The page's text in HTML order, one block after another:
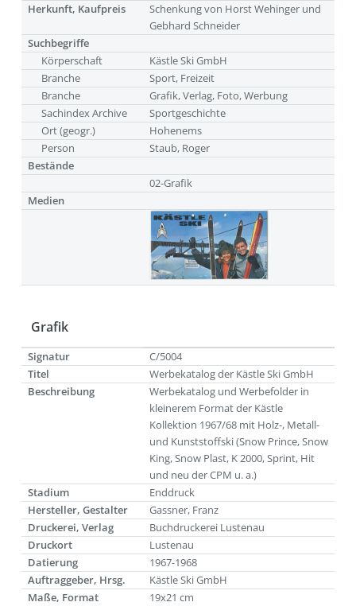
Herkunft, Kaufpreis
Schenkung von Horst Wehinger und
Gebhard Schneider
Suchbegriffe
Körperschaft
Kästle Ski GmbH
Branche
Sport, Freizeit
Branche
Grafik, Verlag, Foto, Werbung
Sachindex Archive
Sportgeschichte
Ort (geogr.)
Hohenems
Person
Staub, Roger
Bestände
02-Grafik
Medien
Grafik
Signatur
C/5004
Titel
Werbekatalog der Kästle Ski GmbH
Beschreibung
Werbekatalog und Werbefolder in
kleinerem Format der Kästle
Kollektion 1967/68 mit Holz-, Metall-
und Kunststoffski (Snow Prince, Snow
King, Snow Plast, K 2000, Sprint, Hit
und neu der CPM u. a.)
Stadium
Enddruck
Hersteller, Gestalter
Gassner, Franz
Druckerei, Verlag
Buchdruckerei Lustenau
Druckort
Lustenau
Datierung
1967-1968
Auftraggeber, Hrsg.
Kästle Ski GmbH
Maße, Format
19x21 cm